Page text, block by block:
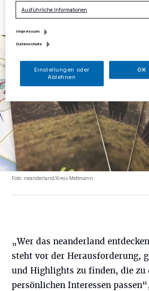
Foto: neanderland/Kreis Mettmann
„Wer das neanderland
steht vor der Herausforderung,
und Highlights zu finden, die zu
persönlichen Interessen
Ausführliche Informationen
Impressum
Datenschutz
Einstellungen oder
Ablehnen
OK